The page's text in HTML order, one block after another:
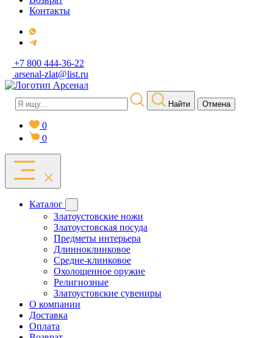
Контакты
+7 800 444-36-22
arsenal-zlat@list.ru
Найти Отмена
0
0
Каталог
Златоустовские ножи
Златоустовская посуда
Предметы интерьера
Длинноклинковое
Средне-клинковое
Охолощенное оружие
Религиозные
Златоустовские сувениры
О компании
Доставка
Оплата